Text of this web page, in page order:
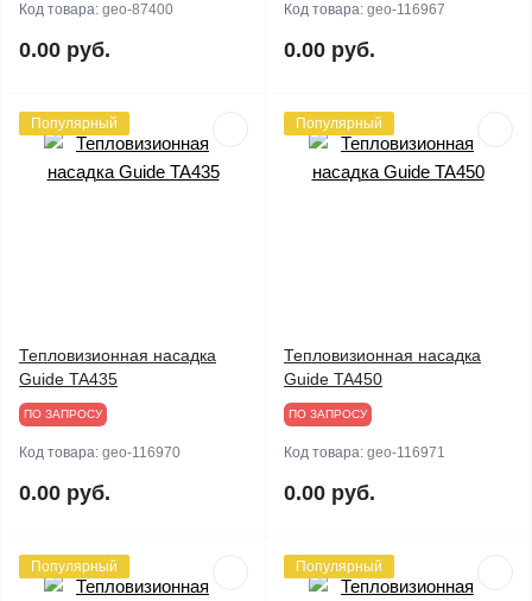
Код товара: geo-87400
0.00 руб.
Код товара: geo-116967
0.00 руб.
Популярный
Тепловизионная насадка
Guide TA435
ПО ЗАПРОСУ
Код товара: geo-116970
0.00 руб.
Популярный
Тепловизионная насадка
Guide TA450
ПО ЗАПРОСУ
Код товара: geo-116971
0.00 руб.
Популярный Популярный